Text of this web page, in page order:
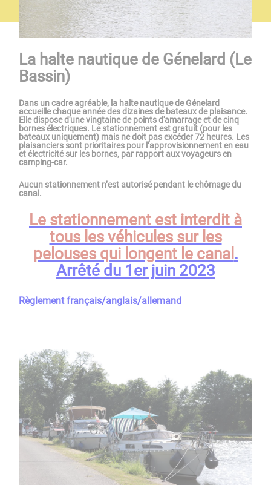
La halte nautique de Génelard (Le
Bassin)
Dans un cadre agréable, la halte nautique de Génelard
accueille chaque année des dizaines de bateaux de plaisance.
Elle dispose d'une vingtaine de points d'amarrage et de cinq
bornes électriques. Le stationnement est gratuit (pour les
bateaux uniquement) mais ne doit pas excéder 72 heures. Les
plaisanciers sont prioritaires pour l’approvisionnement en eau
et électricité sur les bornes, par rapport aux voyageurs en
camping-car.
Aucun stationnement n’est autorisé pendant le chômage du
canal.
Le stationnement est interdit à
tous les véhicules sur les
pelouses qui longent le canal .
Arrêté du 1er juin 2023
Règlementfrançais/anglais/allemand